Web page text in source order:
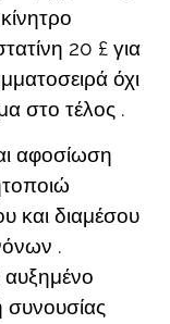
20 £ για
όχι
στο τέλος .
αφοσίωση
και διαμέσου
.
συνουσίας